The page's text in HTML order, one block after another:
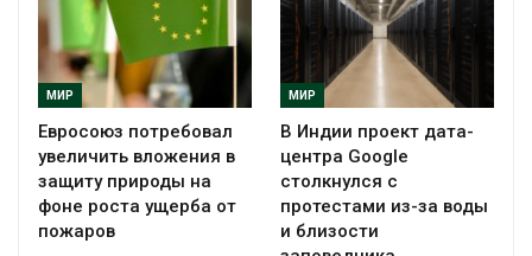
МИР
Евросоюз потребовал
увеличить вложения в
защиту природы на
фоне роста ущерба от
пожаров
МИР
В Индии проект дата-
центра Google
столкнулся с
протестами из-за воды
и близости